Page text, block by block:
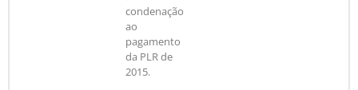
condenação
ao
pagamento
da PLR de
2015.